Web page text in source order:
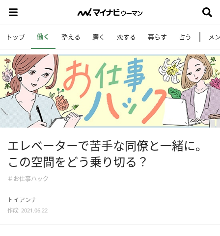
トップ 働く 整える 磨く 恋する 暮らす 占う メ
エレベーターで苦手な同僚と一緒に。
この空間をどう乗り切る？
＃お仕事ハック
トイアンナ
作成: 2021.06.22